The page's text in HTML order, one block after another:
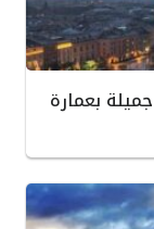
بعمارة